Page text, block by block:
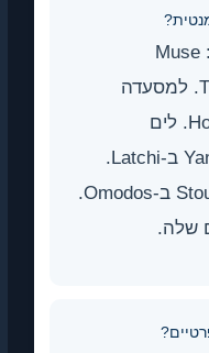
למסעדה רומנטית מובהקת: Muse
Restaurant ו-The Vine Leaf. למסעדה
מסורתית עם אווירה: Hondros. לים
ולשקיעה: Yangos and Peter's ב-Latchi.
לחוויה כפרית: Stou Kir Yiannis ב-Omodos.
שלה.